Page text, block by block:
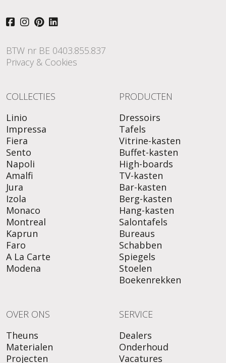
BTW nr BE 0403.855.837
Privacy & Cookies
COLLECTIES
Linio
Impressa
Fiera
Sento
Napoli
Amalfi
Jura
Izola
Monaco
Montreal
Kaprun
Faro
A La Carte
Modena
PRODUCTEN
Dressoirs
Tafels
Vitrine-kasten
Buffet-kasten
High-boards
TV-kasten
Bar-kasten
Berg-kasten
Hang-kasten
Salontafels
Bureaus
Schabben
Spiegels
Stoelen
Boekenrekken
OVER ONS
Theuns
Materialen
Projecten
SERVICE
Dealers
Onderhoud
Vacatures